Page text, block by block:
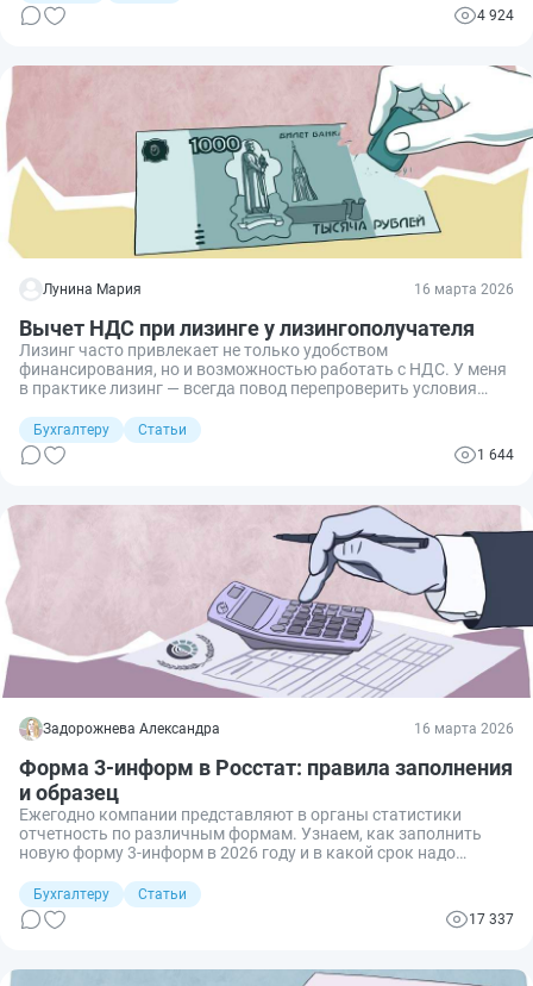
Разбираемся в тонкостях выдачи ипотеки IT-специалистам.4 924
Лунина Мария 16 марта 2026
Вычет НДС при лизинге у лизингополучателя
Лизинг часто привлекает не только удобством
финансирования, но и возможностью работать с НДС. У меня
в практике лизинг — всегда повод перепроверить условия
заявить вычет НДС. Расскажу, как лизингополучателю
вернуть НДС без лишних рисков.
Бухгалтеру
Статьи
1 644
Задорожнева Александра 16 марта 2026
Форма 3-информ в Росстат: правила заполнения
и образец
Ежегодно компании представляют в органы статистики
отчетность по различным формам. Узнаем, как заполнить
новую форму 3-информ в 2026 году и в какой срок надо
Бухгалтеру
Статьи
17 337